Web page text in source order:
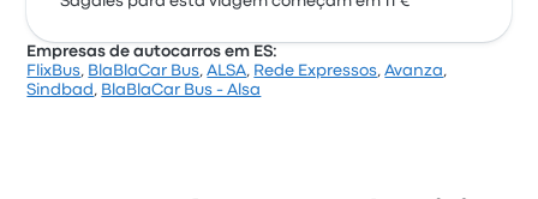
Empresas de autocarros em ES:
FlixBus, BlaBlaCar Bus,ALSA, Rede Expressos,Avanza,
Sindbad , BlaBlaCar Bus - Alsa